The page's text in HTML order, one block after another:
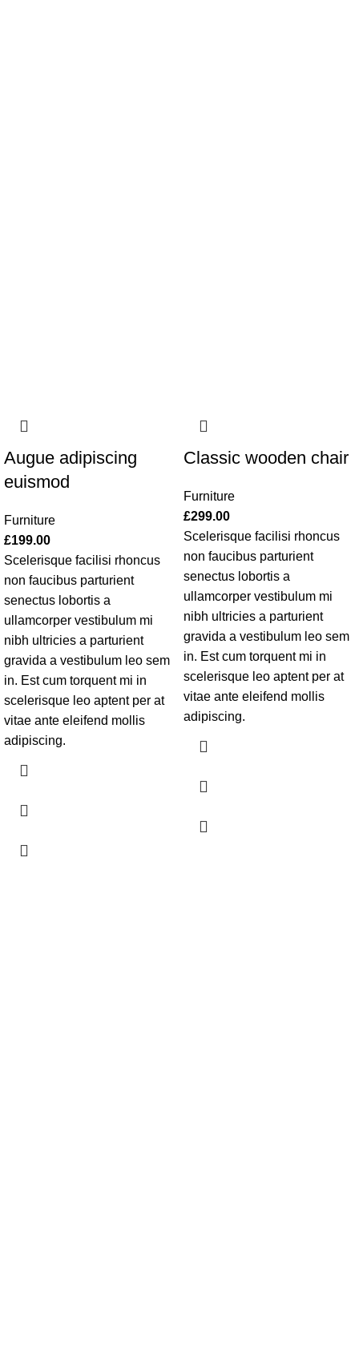
Augue adipiscing
euismod
Furniture
£199.00
Scelerisque facilisi rhoncus
non faucibus parturient
senectus lobortis a
ullamcorper vestibulum mi
nibh ultricies a parturient
gravida a vestibulum leo sem
in. Est cum torquent mi in
scelerisque leo aptent per at
vitae ante eleifend mollis
adipiscing.
Classic wooden chair
Furniture
£299.00
Scelerisque facilisi rhoncus
non faucibus parturient
senectus lobortis a
ullamcorper vestibulum mi
nibh ultricies a parturient
gravida a vestibulum leo sem
in. Est cum torquent mi in
scelerisque leo aptent per at
vitae ante eleifend mollis
adipiscing.